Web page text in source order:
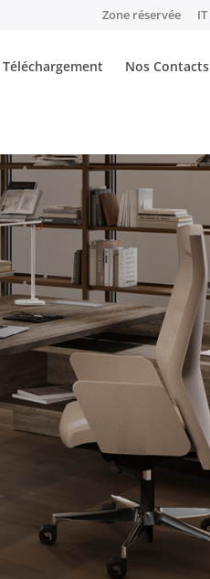
Zone réservée IT
Téléchargement Nos Contacts